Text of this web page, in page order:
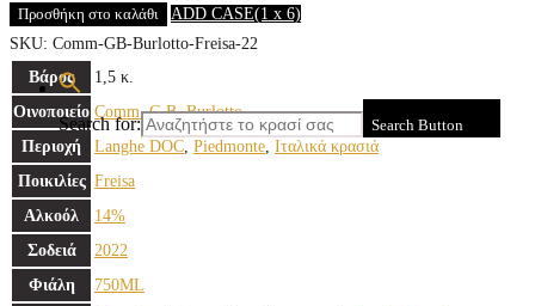
Search for: Search Button
Προσθήκη στο καλάθι ADD CASE(1 x 6)
SKU: Comm-GB-Burlotto-Freisa-22
Βάρος
1,5 κ.
Οινοποιείο Comm. G.B. Burlotto
Περιοχή
Langhe DOC Piedmonte Ιταλικά κρασιά
Ποικιλίες Freisa
Αλκοόλ
14%
Σοδειά
2022
Φιάλη
750ML